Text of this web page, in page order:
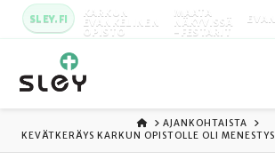
SLEY.FI KARKUN
EVANKELINEN
OPISTO
MAATA
NÄKYVISSÄ
-FESTARIT
ETUSIVU
AJANKOHTAISTA
KEVÄTKERÄYS KARKUN OPISTOLLE OLI